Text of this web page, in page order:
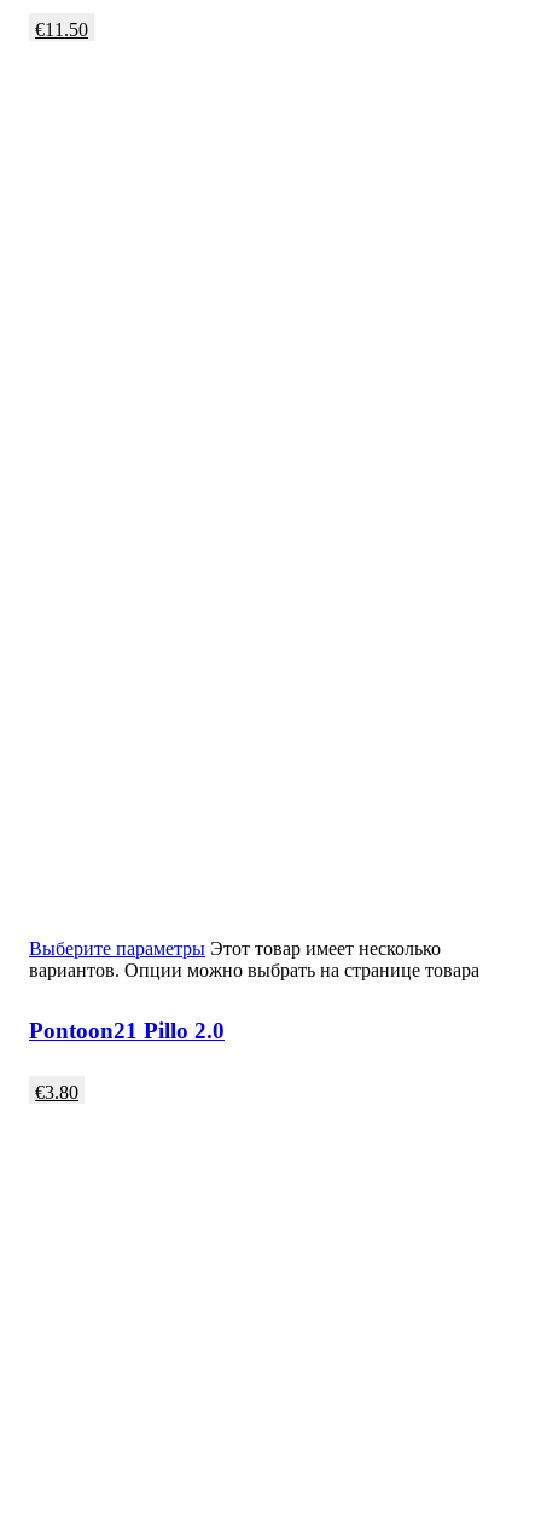
€11.50
Выберите параметры Этот товар имеет несколько
вариантов. Опции можно выбрать на странице товара
Pontoon21 Pillo 2.0
€3.80